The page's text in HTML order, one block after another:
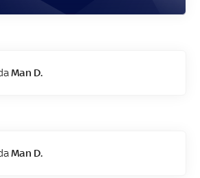
Man D.
Man D.